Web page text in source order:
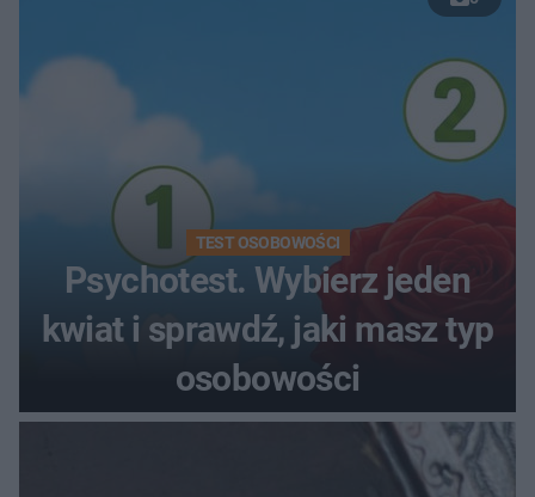
TEST OSOBOWOŚCI
Psychotest. Wybierz jeden
kwiat i sprawdź, jaki masz typ
osobowości